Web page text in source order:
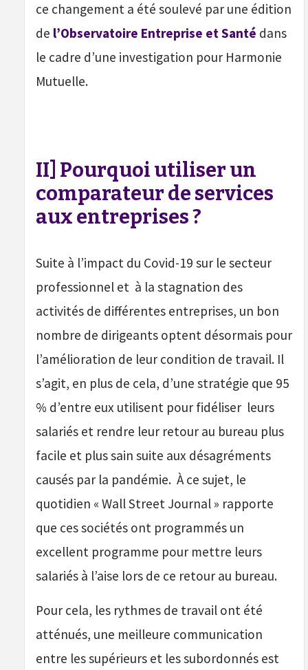
ce changement a été soulevé par une édition
de l’Observatoire Entreprise et Santé dans
le cadre d’une investigation pour Harmonie
Mutuelle.
II] Pourquoi utiliser un
comparateur de services
aux entreprises ?
Suite à l’impact du Covid-19 sur le secteur
professionnel et à la stagnation des
activités de différentes entreprises, un bon
nombre de dirigeants optent désormais pour
l’amélioration de leur condition de travail. Il
s’agit, en plus de cela, d’une stratégie que 95
% d’entre eux utilisent pour fidéliser leurs
salariés et rendre leur retour au bureau plus
facile et plus sain suite aux désagréments
causés par la pandémie. À ce sujet, le
quotidien « Wall Street Journal » rapporte
que ces sociétés ont programmés un
excellent programme pour mettre leurs
salariés à l’aise lors de ce retour au bureau.
Pour cela, les rythmes de travail ont été
atténués, une meilleure communication
entre les supérieurs et les subordonnés est